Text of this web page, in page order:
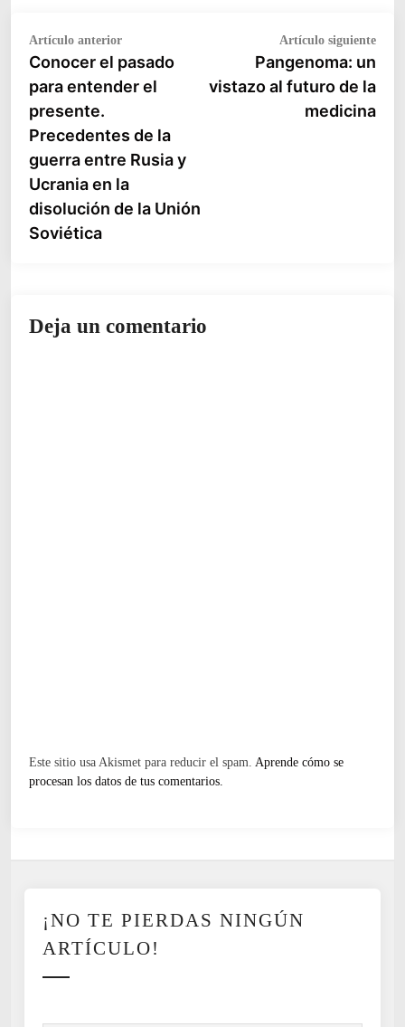
Navegación
de
entradas
Artículo anteriorArtículo
anterior:
Conocer el pasado
para entender el
presente.
Precedentes de la
guerra entre Rusia y
Ucrania en la
disolución de la Unión
Soviética
Artículo siguiente
Pangenoma: un
vistazo al futuro de la
medicina
Deja un comentario
Este sitio usa Akismet para reducir el spam.Aprende cómo se
procesan los datos de tus comentarios.
¡NO TE PIERDAS NINGÚN
ARTÍCULO!